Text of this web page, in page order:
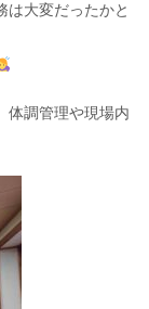
は大変だったかと
体調管理や現場内